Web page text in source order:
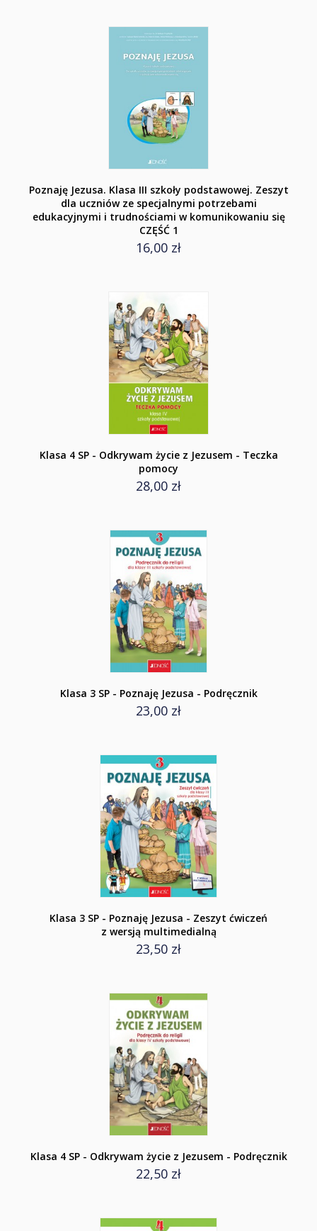
Poznaję Jezusa. Klasa III szkoły podstawowej. Zeszyt
dla uczniów ze specjalnymi potrzebami
edukacyjnymi i trudnościami w komunikowaniu się
CZĘŚĆ 1
16,00 zł
Klasa 4 SP - Odkrywam życie z Jezusem - Teczka
pomocy
28,00 zł
Klasa 3 SP - Poznaję Jezusa - Podręcznik
23,00 zł
Klasa 3 SP - Poznaję Jezusa - Zeszyt ćwiczeń
z wersją multimedialną
23,50 zł
Klasa 4 SP - Odkrywam życie z Jezusem - Podręcznik
22,50 zł